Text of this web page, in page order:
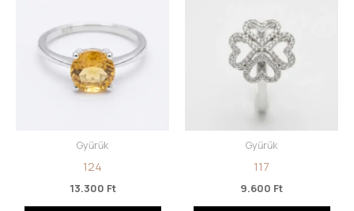
Gyűrűk
124
13.300 Ft
Gyűrűk
117
9.600 Ft